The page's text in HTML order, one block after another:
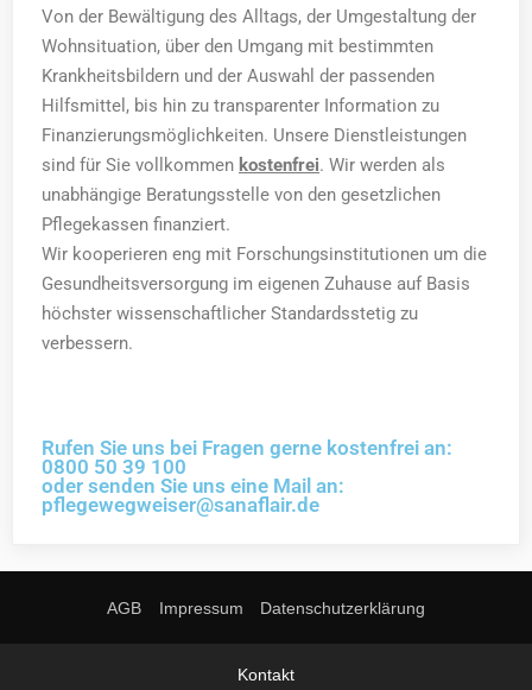
Von der Bewältigung des Alltags, der Umgestaltung der
Wohnsituation, über den Umgang mit bestimmten
Krankheitsbildern und der Auswahl der passenden
Hilfsmittel, bis hin zu transparenter Information zu
Finanzierungsmöglichkeiten. Unsere Dienstleistungen
sind für Sie vollkommen kostenfrei. Wir werden als
unabhängige Beratungsstelle von den gesetzlichen
Pflegekassen finanziert.
Wir kooperieren eng mit Forschungsinstitutionen um die
Gesundheitsversorgung im eigenen Zuhause auf Basis
höchster wissenschaftlicher Standardsstetig zu
verbessern.
Rufen Sie uns bei Fragen gerne kostenfrei an:
0800 50 39 100
oder senden Sie uns eine Mail an:
pflegewegweiser@sanaflair.de
AGB Impressum Datenschutzerklärung
Kontakt